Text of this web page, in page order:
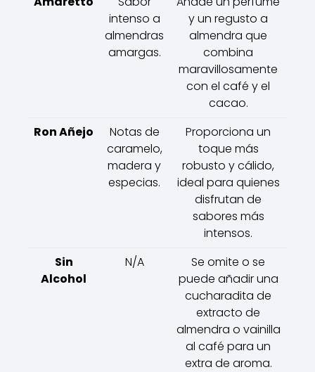
intenso a
almendras
amargas.
y un regusto a
almendra que
combina
maravillosamente
con el café y el
cacao.
Ron Añejo
Notas de
caramelo,
madera y
especias.
Proporciona un
toque más
robusto y cálido,
ideal para quienes
disfrutan de
sabores más
intensos.
Sin
Alcohol
N/A
Se omite o se
puede añadir una
cucharadita de
extracto de
almendra o vainilla
al café para un
extra de aroma.